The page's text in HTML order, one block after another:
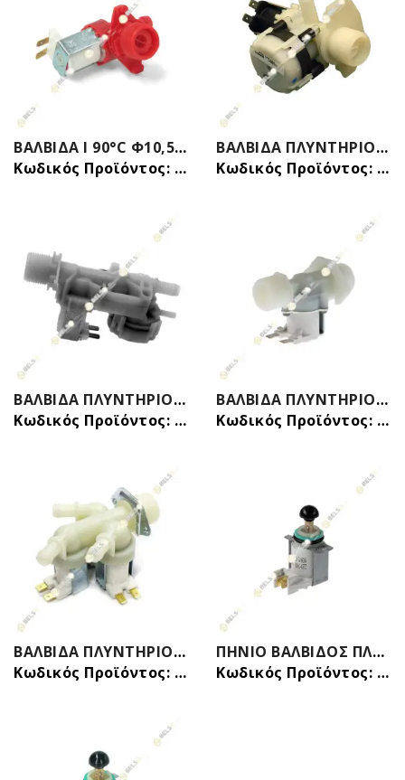
ΒΑΛΒΙΔΑ Ι 90°C Φ10,5mm ΖΕΣΤΟY ΝΕΡΟY KOKKINH ΠΛΥΝΤΗΡΙΟΥ ΡΟΥΧΩΝ/ΠΙΑΤΩΝ ΓΕΝΙΚΗΣ ΧΡΗΣΗΣ/CANDY/HOOVER 41013617
Κωδικός Προϊόντος: 310150175
ΒΑΛΒΙΔΑ ΠΛΥΝΤΗΡΙΟY ΠΙΑΤΩΝ AEG ZANUSSI ELECTROLUX 1520233006
Κωδικός Προϊόντος: 31035711
ΒΑΛΒΙΔΑ ΠΛΥΝΤΗΡΙΟY ΠΙΑΤΩΝ ME ΠΡΕΣOΣΤΑΤΗ CANDY HOOVER 92748656 41001355 91200487
Κωδικός Προϊόντος: 31035602
ΒΑΛΒΙΔΑ ΠΛΥΝΤΗΡΙΟΥ ΡΟΥΧΩΝ Ι (ΜΟΝΗ) 180o 3/4- 3/4 24V ΓΕΝΙΚΗΣ ΧΡΗΣΗΣ
Κωδικός Προϊόντος: 310150284
ΒΑΛΒΙΔΑ ΠΛΥΝΤΗΡΙΟΥ ΡΟΥΧΩΝ ΙΙΙ (ΤΡΙΠΛΗ) 180o Φ12mm ΕΥΘΕΙΑ ΓΕΝΙΚΗΣ ΧΡΗΣΗΣ
Κωδικός Προϊόντος: 31015035
ΠΗΝΙΟ ΒΑΛΒΙΔΟΣ ΠΛΥΝΤΗΡΙΟΥ ΠΙΑΤΩΝ SIEMENS BOSCH 00166874
Κωδικός Προϊόντος: 31036411B